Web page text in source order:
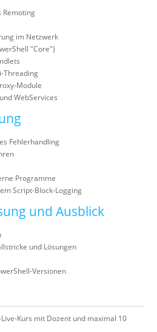
Remoting
im Netzwerk
"Core")
Threading
Module
WebServices
Fehlerhandling
Programme
Script-Block-Logging
und Ausblick
und Lösungen
Versionen
Kurs mit Dozent und maximal 10